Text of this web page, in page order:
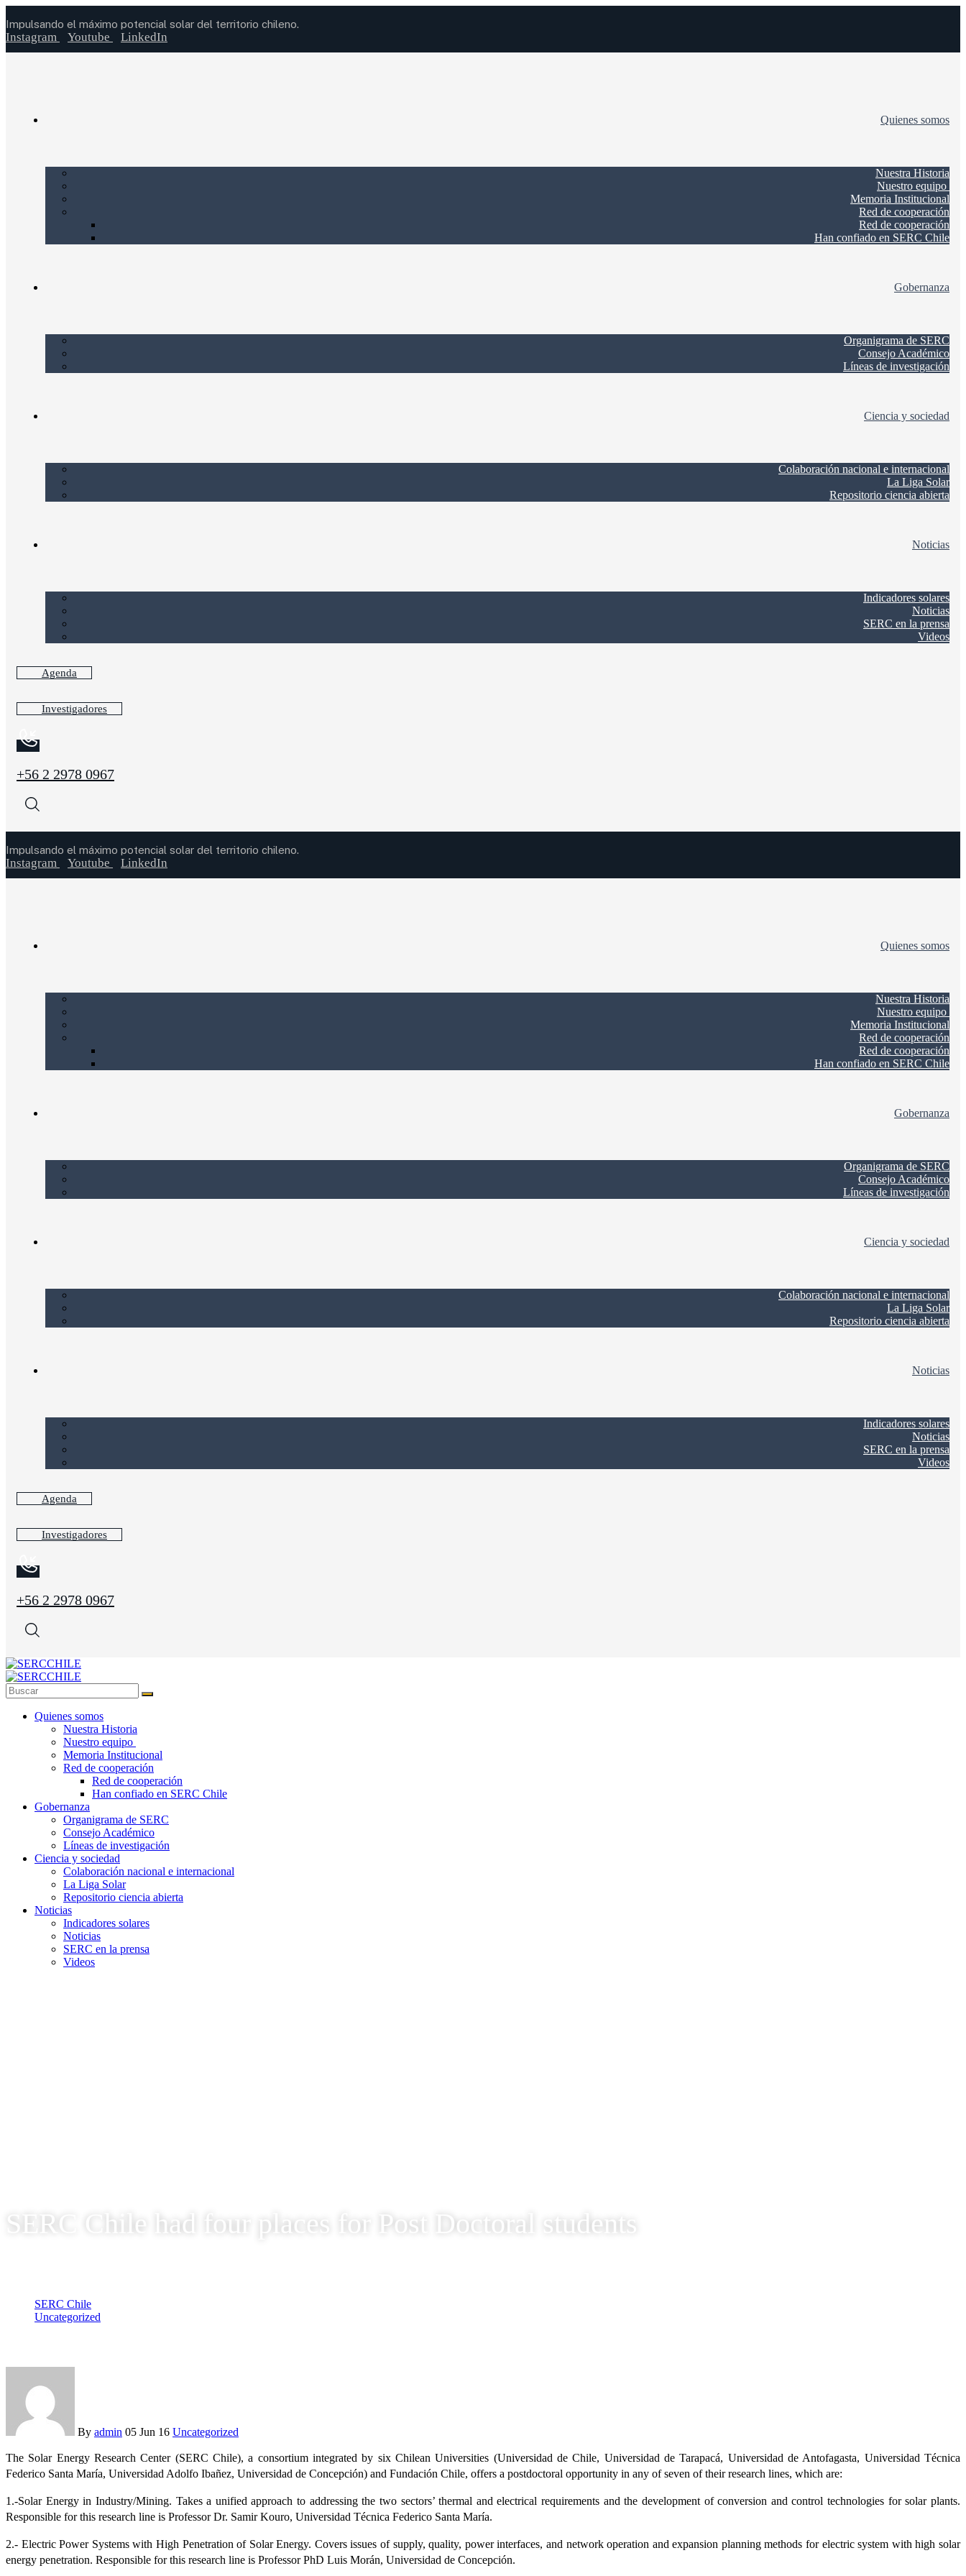
Impulsando el máximo potencial solar del territorio chileno.
Instagram Youtube LinkedIn
Quienes somos
Nuestra Historia
Nuestro equipo
Memoria Institucional
Red de cooperación
Red de cooperación
Han confiado en SERC Chile
Gobernanza
Organigrama de SERC
Consejo Académico
Líneas de investigación
Ciencia y sociedad
Colaboración nacional e internacional
La Liga Solar
Repositorio ciencia abierta
Noticias
Indicadores solares
Noticias
SERC en la prensa
Videos
Agenda
Investigadores
+56 2 2978 0967
Impulsando el máximo potencial solar del territorio chileno.
Instagram Youtube LinkedIn
Quienes somos
Nuestra Historia
Nuestro equipo
Memoria Institucional
Red de cooperación
Red de cooperación
Han confiado en SERC Chile
Gobernanza
Organigrama de SERC
Consejo Académico
Líneas de investigación
Ciencia y sociedad
Colaboración nacional e internacional
La Liga Solar
Repositorio ciencia abierta
Noticias
Indicadores solares
Noticias
SERC en la prensa
Videos
Agenda
Investigadores
+56 2 2978 0967
Quienes somos
Nuestra Historia
Nuestro equipo
Memoria Institucional
Red de cooperación
Red de cooperación
Han confiado en SERC Chile
Gobernanza
Organigrama de SERC
Consejo Académico
Líneas de investigación
Ciencia y sociedad
Colaboración nacional e internacional
La Liga Solar
Repositorio ciencia abierta
Noticias
Indicadores solares
Noticias
SERC en la prensa
Videos
SERC Chile had four places for Post Doctoral students
SERC Chile
Uncategorized
By admin 05 Jun 16 Uncategorized
The Solar Energy Research Center (SERC Chile), a consortium integrated by six Chilean Universities (Universidad de Chile, Universidad de Tarapacá, Universidad de Antofagasta, Universidad Técnica
Federico Santa María, Universidad Adolfo Ibañez, Universidad de Concepción) and Fundación Chile, offers a postdoctoral opportunity in any of seven of their research lines, which are:
1.-Solar Energy in Industry/Mining. Takes a unified approach to addressing the two sectors’ thermal and electrical requirements and the development of conversion and control technologies for solar plants.
Responsible for this research line is Professor Dr. Samir Kouro, Universidad Técnica Federico Santa María.
2.- Electric Power Systems with High Penetration of Solar Energy. Covers issues of supply, quality, power interfaces, and network operation and expansion planning methods for electric system with high solar
energy penetration. Responsible for this research line is Professor PhD Luis Morán, Universidad de Concepción.